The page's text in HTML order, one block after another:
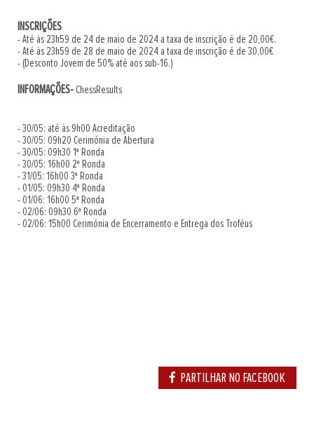
INSCRIÇÕES
- Até às 23h59 de 24 de maio de 2024 a taxa de inscrição é de 20,00€.
- Até às 23h59 de 28 de maio de 2024 a taxa de inscrição é de 30,00€
- (Desconto Jovem de 50% até aos sub-16.)
INFORMAÇÕES-ChessResults
- 30/05: até às 9h00 Acreditação
- 30/05: 09h20 Cerimónia de Abertura
- 30/05: 09h30 1ª Ronda
- 30/05: 16h00 2ª Ronda
- 31/05: 16h00 3ª Ronda
- 01/05: 09h30 4ª Ronda
- 01/06: 16h00 5ª Ronda
- 02/06: 09h30 6ª Ronda
- 02/06: 15h00 Cerimónia de Encerramento e Entrega dos Troféus
PARTILHAR NO FACEBOOK